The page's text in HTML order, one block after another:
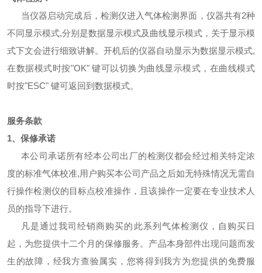
当仪器启动完成后，检测仪进入气体检测界面，仪器共有2种
不同显示模式,分别是数据显示模式及曲线显示模式，关于显示模
式下文会进行细致讲解。开机后的仪器自动显示为数据显示模式,
在数据模式时按"OK" 键可以切换为曲线显示模式，在曲线模式
时按"ESC" 键可返回到数据模式。
服务条款
1、保修承诺
本公司承诺所有经本公司出厂的检测仪都会经过相关特定浓
度的标准气体校准,用户购买本公司产品之后如无特殊情况无需自
行操作检测仪的目标点校准操作，且该操作一定要在专业技术人
员的指导下进行。
凡是通过我司经销商购买的此系列气体检测仪，自购买日
起，为您提供十二个月的保修服务。产品本身部件出现问题而发
生的故障，经我方查验属实，您将得到我方为您提供的免费服